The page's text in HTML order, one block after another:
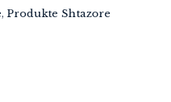
, Produkte Shtazore